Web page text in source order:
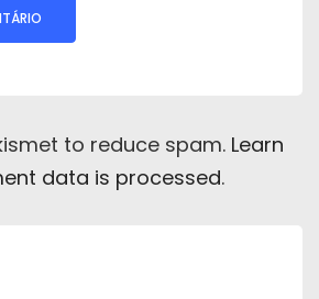
to reduce spam. Learn
data is processed.